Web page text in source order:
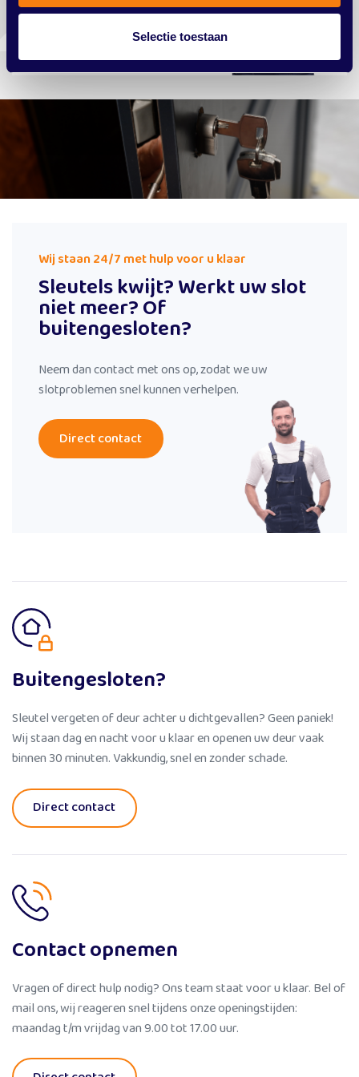
Selectie toestaan
Wij staan 24/7 met hulp voor u klaar
Sleutels kwijt? Werkt uw slot
niet meer? Of
buitengesloten?
Neem dan contact met ons op, zodat we uw
slotproblemen snel kunnen verhelpen.
Direct contact
Buitengesloten?
Sleutel vergeten of deur achter u dichtgevallen? Geen paniek!
Wij staan dag en nacht voor u klaar en openen uw deur vaak
binnen 30 minuten. Vakkundig, snel en zonder schade.
Direct contact
Contact opnemen
Vragen of direct hulp nodig? Ons team staat voor u klaar. Bel of
mail ons, wij reageren snel tijdens onze openingstijden:
maandag t/m vrijdag van 9.00 tot 17.00 uur.